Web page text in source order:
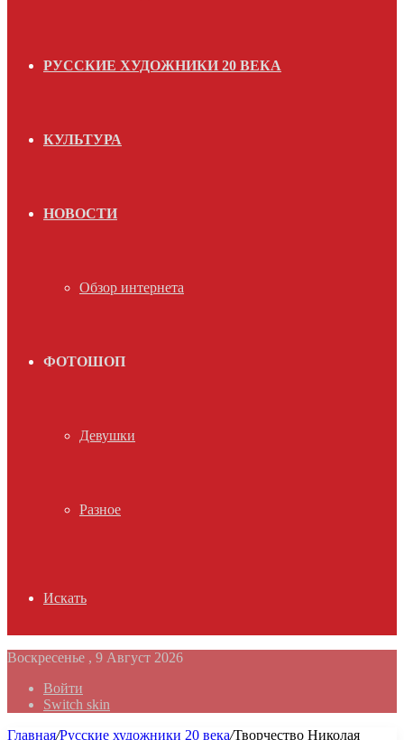
РУССКИЕ ХУДОЖНИКИ 20 ВЕКА
КУЛЬТУРА
НОВОСТИ
Обзор интернета
ФОТОШОП
Девушки
Разное
Искать
Воскресенье , 9 Август 2026
Войти
Switch skin
Главная/Русские художники 20 века/Творчество Николая